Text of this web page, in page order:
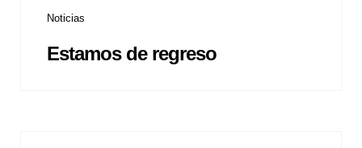
Noticias
Estamos de regreso